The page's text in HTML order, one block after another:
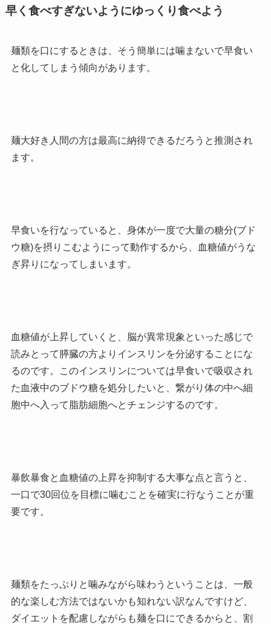
早く食べすぎないようにゆっくり食べよう
麺類を口にするときは、そう簡単には噛まないで早食い
と化してしまう傾向があります。
麺大好き人間の方は最高に納得できるだろうと推測され
ます。
早食いを行なっていると、身体が一度で大量の糖分(ブド
ウ糖)を摂りこむようにって動作するから、血糖値がうな
ぎ昇りになってしまいます。
血糖値が上昇していくと、脳が異常現象といった感じで
読みとって膵臓の方よりインスリンを分泌することにな
るのです。このインスリンについては早食いで吸収され
た血液中のブドウ糖を処分したいと、繋がり体の中へ細
胞中へ入って脂肪細胞へとチェンジするのです。
暴飲暴食と血糖値の上昇を抑制する大事な点と言うと、
一口で30回位を目標に噛むことを確実に行なうことが重
要です。
麺類をたっぷりと噛みながら味わうということは、一般
的な楽しむ方法ではないかも知れない訳なんですけど、
ダイエットを配慮しながらも麺を口にできるからと、割